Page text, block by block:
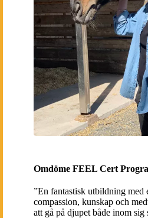
Omdöme FEEL Cert
”En fantastisk utbildning med
compassion, kunskap och
att gå på djupet både inom sig